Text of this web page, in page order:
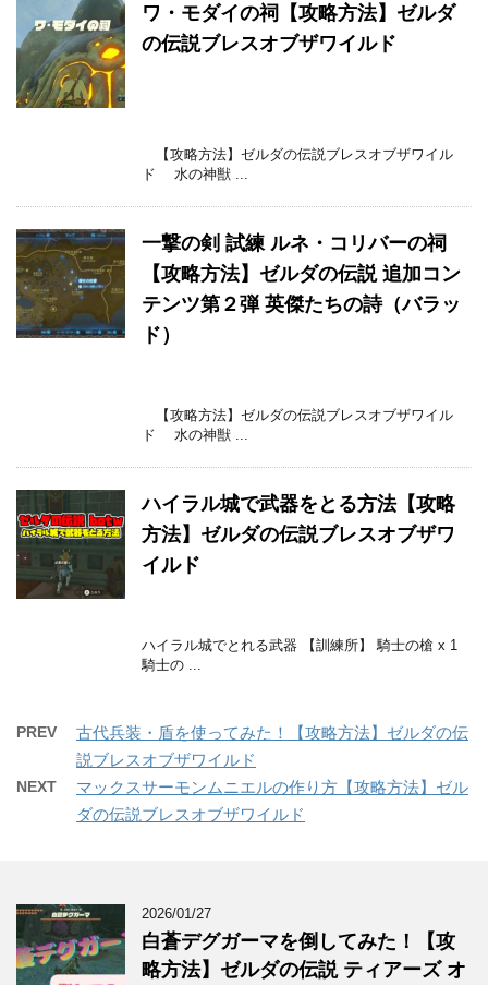
ワ・モダイの祠【攻略方法】ゼルダ
の伝説ブレスオブザワイルド
【攻略方法】ゼルダの伝説ブレスオブザワイル
ド 水の神獣 ...
一撃の剣 試練 ルネ・コリバーの祠
【攻略方法】ゼルダの伝説 追加コン
テンツ第２弾 英傑たちの詩（バラッ
ド）
【攻略方法】ゼルダの伝説ブレスオブザワイル
ド 水の神獣 ...
ハイラル城で武器をとる方法【攻略
方法】ゼルダの伝説ブレスオブザワ
イルド
ハイラル城でとれる武器 【訓練所】 騎士の槍 x 1
騎士の ...
PREV
古代兵装・盾を使ってみた！【攻略方法】ゼルダの伝
説ブレスオブザワイルド
NEXT
マックスサーモンムニエルの作り方【攻略方法】ゼル
ダの伝説ブレスオブザワイルド
2026/01/27
白蒼デグガーマを倒してみた！【攻
略方法】ゼルダの伝説 ティアーズ オ